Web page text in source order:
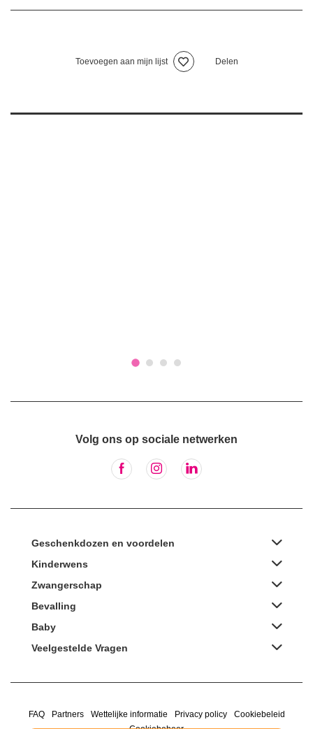
Toevoegen aan mijn lijst Delen
Volg ons op sociale netwerken
Geschenkdozen en voordelen
Kinderwens
Zwangerschap
Bevalling
Baby
Veelgestelde Vragen
FAQ Partners Wettelijke informatie Privacy policy
Cookiebeleid